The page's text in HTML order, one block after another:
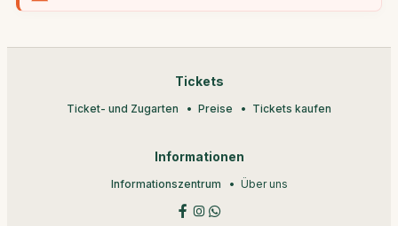
Tickets
Ticket- und Zugarten Preise Tickets kaufen
Informationen
Informationszentrum Über uns